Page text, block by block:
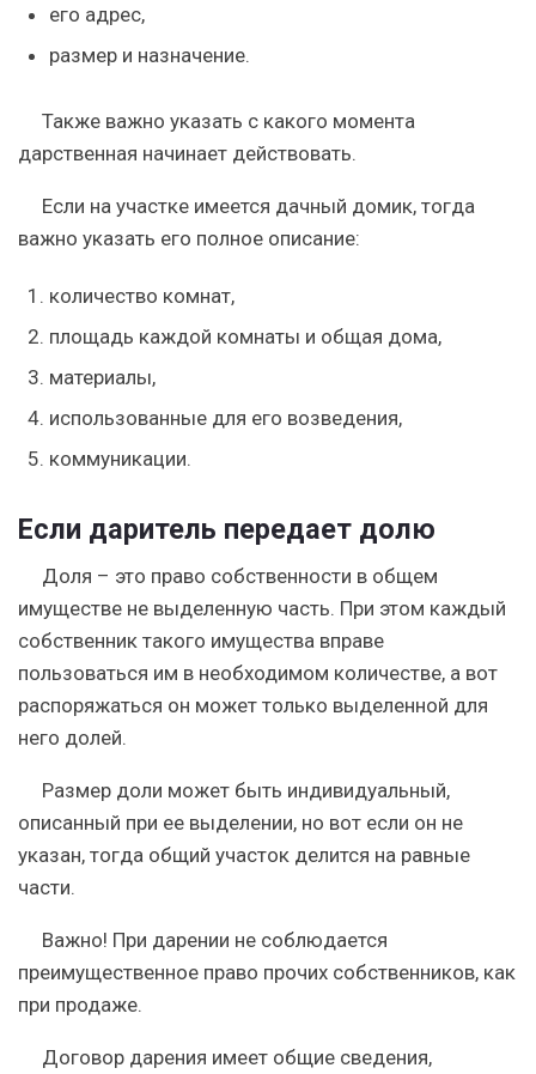
его адрес,
размер и назначение.
Также важно указать с какого момента
дарственная начинает действовать.
Если на участке имеется дачный домик, тогда
важно указать его полное описание:
количество комнат,
площадь каждой комнаты и общая дома,
материалы,
использованные для его возведения,
коммуникации.
Если даритель передает долю
Доля – это право собственности в общем
имуществе не выделенную часть. При этом каждый
собственник такого имущества вправе
пользоваться им в необходимом количестве, а вот
распоряжаться он может только выделенной для
него долей.
Размер доли может быть индивидуальный,
описанный при ее выделении, но вот если он не
указан, тогда общий участок делится на равные
части.
Важно! При дарении не соблюдается
преимущественное право прочих собственников, как
при продаже.
Договор дарения имеет общие сведения,